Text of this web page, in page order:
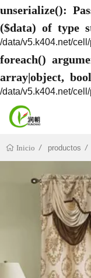
unserialize():
($data) of type
/data/v5.k404.net/
foreach()
array|object,
/data/v5.k404.net/
Inicio productos